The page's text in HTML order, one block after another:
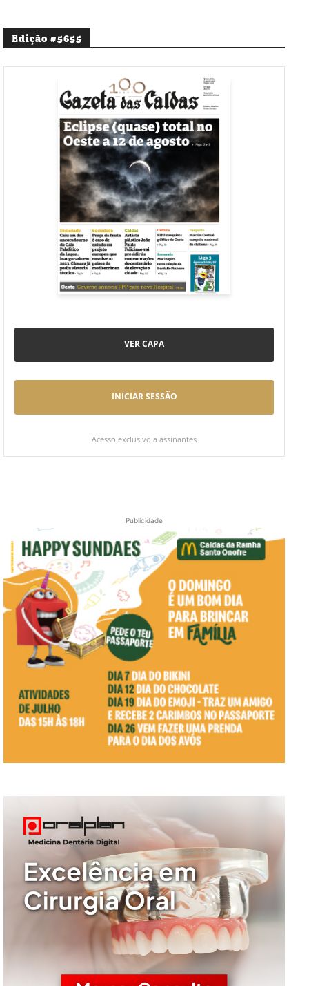
Edição #5655
VER CAPA
INICIAR SESSÃO
Acesso exclusivo a assinantes
Publicidade